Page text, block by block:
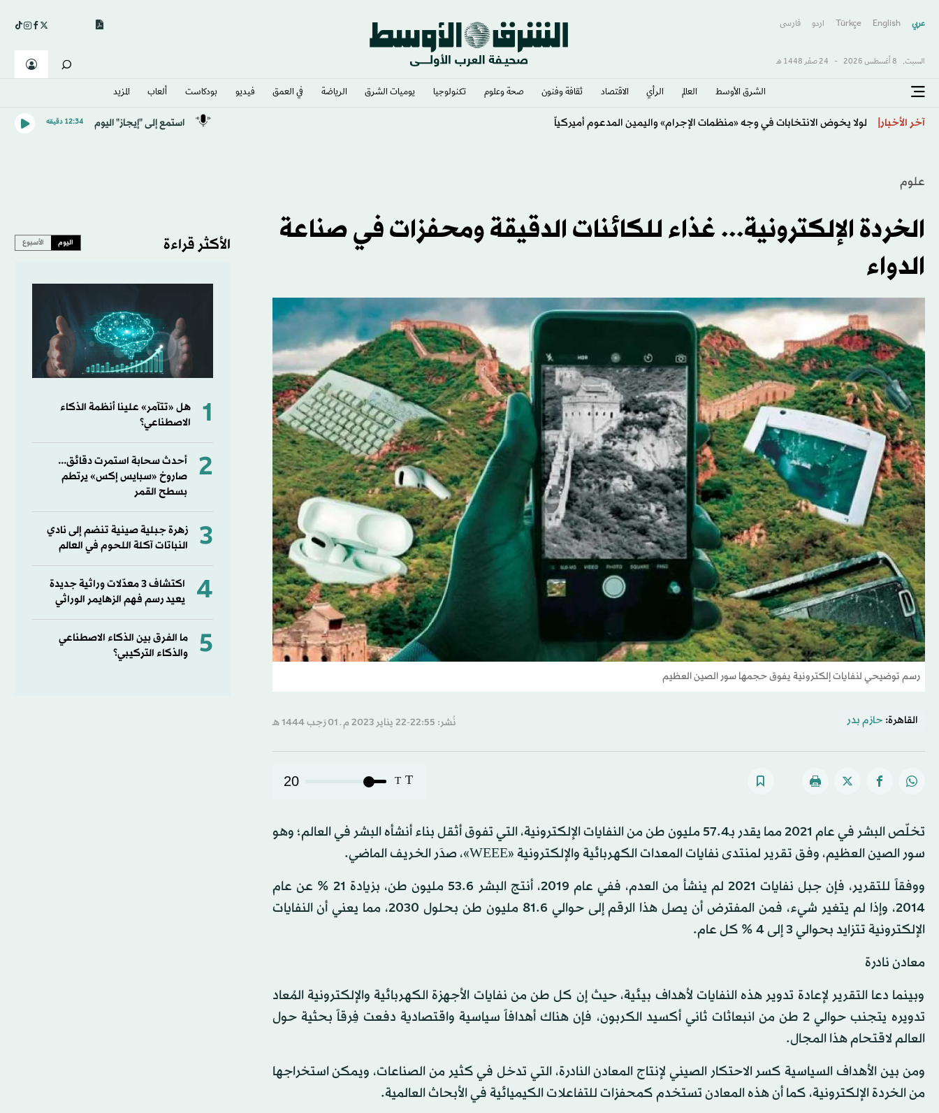
عربي English
Türkçe اردو فارسى
السبت, 8 أغسطس 2026 - 24 صفَر 1448 هـ
الشرق الأوسط​ العالم الرأي الاقتصاد ثقافة وفنون صحة وعلوم تكنولوجيا يوميات الشرق​ الرياضة في العمق فيديو بودكاست ألعاب المزيد
آخر الأخبار الدوري السعودي: التوقفات تستنزف 48 % من زمن المباريات استمع إلى "إيجاز" اليوم 12:34 دقيقه
علوم
الخردة الإلكترونية... غذاء للكائنات الدقيقة ومحفزات في صناعة
الدواء
رسم توضيحي لنفايات إلكترونية يفوق حجمها سور الصين العظيم
القاهرة: حازم بدر نُشر: 22:55-22 يناير 2023 م ـ 01 رَجب 1444 هـ
T
T
20
تخلّص البشر في عام 2021 مما يقدر بـ57.4 مليون طن من النفايات الإلكترونية، التي تفوق أثقل بناء أنشأه البشر في العالم؛ وهو
سور الصين العظيم، وفق تقرير لمنتدى نفايات المعدات الكهربائية والإلكترونية «WEEE»، صدَر الخريف الماضي.
ووفقاً للتقرير، فإن جبل نفايات 2021 لم ينشأ من العدم، ففي عام 2019، أنتج البشر 53.6 مليون طن، بزيادة 21 % عن عام
2014، وإذا لم يتغير شيء، فمن المفترض أن يصل هذا الرقم إلى حوالي 81.6 مليون طن بحلول 2030، مما يعني أن النفايات
الإلكترونية تتزايد بحوالي 3 إلى 4 % كل عام.
معادن نادرة
وبينما دعا التقرير لإعادة تدوير هذه النفايات لأهداف بيئية، حيث إن كل طن من نفايات الأجهزة الكهربائية والإلكترونية المُعاد
تدويره يتجنب حوالي 2 طن من انبعاثات ثاني أكسيد الكربون، فإن هناك أهدافاً سياسية واقتصادية دفعت فِرقاً بحثية حول
العالم لاقتحام هذا المجال.
ومن بين الأهداف السياسية كسر الاحتكار الصيني لإنتاج المعادن النادرة، التي تدخل في كثير من الصناعات، ويمكن استخراجها
من الخردة الإلكترونية، كما أن هذه المعادن تستخدم كمحفزات للتفاعلات الكيميائية في الأبحاث العالمية.
الأكثر قراءة اليوم الأسبوع
1
هل «تتآمر» علينا أنظمة الذكاء
الاصطناعي؟
2
أحدث سحابة استمرت دقائق...
صاروخ «سبايس إكس» يرتطم
بسطح القمر
3
زهرة جبلية صينية تنضم إلى نادي
النباتات آكلة اللحوم في العالم
4
اكتشاف 3 معدّلات وراثية جديدة
يعيد رسم فهم الزهايمر الوراثي
5
ما الفرق بين الذكاء الاصطناعي
والذكاء التركيبي؟